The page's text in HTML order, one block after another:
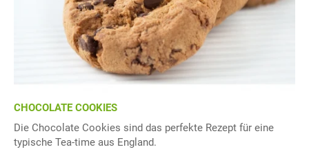
CHOCOLATE COOKIES
Die Chocolate Cookies sind das perfekte Rezept für eine
typische Tea-time aus England.